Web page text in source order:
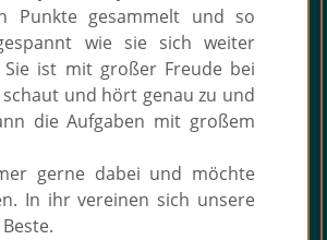
Punkte gesammelt und so
wie sie sich weiter
Sie ist mit großer Freude bei
und hört genau zu und
die Aufgaben mit großem
gerne dabei und möchte
In ihr vereinen sich unsere